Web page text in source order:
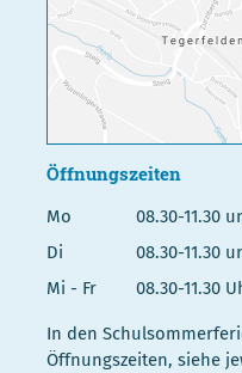
Öffnungszeiten
Mo
08.30-11.30
Di
08.30-11.30
Mi - Fr
08.30-11.30
In den
Öffnungszeiten, siehe